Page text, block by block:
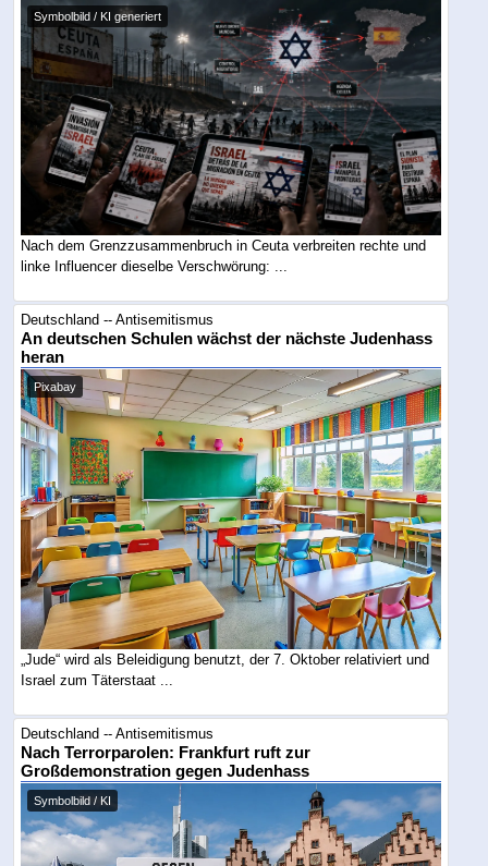
Symbolbild / KI generiert
Nach dem Grenzzusammenbruch in Ceuta verbreiten rechte und
linke Influencer dieselbe Verschwörung: ...
Deutschland -- Antisemitismus
An deutschen Schulen wächst der nächste Judenhass
heran
Pixabay
„Jude“ wird als Beleidigung benutzt, der 7. Oktober relativiert und
Israel zum Täterstaat ...
Deutschland -- Antisemitismus
Nach Terrorparolen: Frankfurt ruft zur
Großdemonstration gegen Judenhass
Symbolbild / KI